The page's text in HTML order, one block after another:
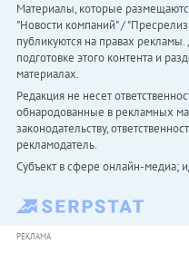
Материалы, которые
"Новости компаний" /
публикуются на правах рекламы.
подготовке этого контента и
материалах.
Редакция не несет
обнародованные в рекламных
законодательству,
рекламодатель.
Субъект в сфере онлайн-медиа;
РЕКЛАМА